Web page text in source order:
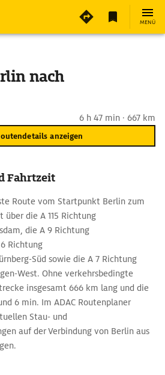
MENÜ
nach
6 h 47 min · 667 km
anzeigen
Fahrtzeit
Route vom Startpunkt Berlin zum
die A 115 Richtung
die A 9 Richtung
Richtung
Süd sowie die A 7 Richtung
West. Ohne verkehrsbedingte
insgesamt 666 km lang und die
6 min. Im ADAC Routenplaner
Stau- und
auf der Verbindung von Berlin aus